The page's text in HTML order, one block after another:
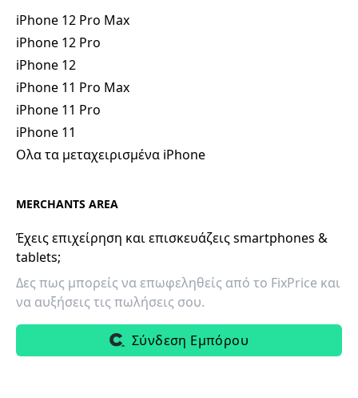
iPhone 12 Pro Max
iPhone 12 Pro
iPhone 12
iPhone 11 Pro Max
iPhone 11 Pro
iPhone 11
Ολα τα μεταχειρισμένα iPhone
MERCHANTS AREA
Έχεις επιχείρηση και επισκευάζεις smartphones &
tablets;
Δες πως μπορείς να επωφεληθείς από το FixPrice και
να αυξήσεις τις πωλήσεις σου.
Σύνδεση Εμπόρου